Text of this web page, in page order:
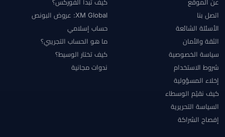
عن الموقع
اتصل بنا
الأسئلة الشائعة
الثقة والأمان
سياسة الخصوصية
شروط الاستخدام
إخلاء المسؤولية
كيف نقيّم الوسطاء
السياسة التحريرية
إفصاح الشراكة
كيف تبدأ الفوركس؟
XM Global: عروض البونص
حساب إسلامي
ما هو الحساب التجريبي؟
كيف تختار الوسيط؟
ندوات مجانية